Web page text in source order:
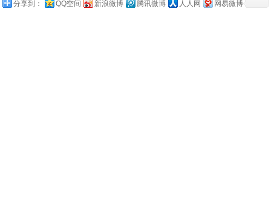
分享到： QQ空间 新浪微博 腾讯微博 人人网 网易微博